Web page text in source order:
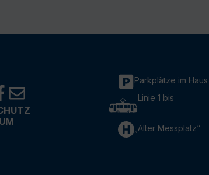
Parkplätze im Haus
Linie 1 bis
„Alter Messplatz“